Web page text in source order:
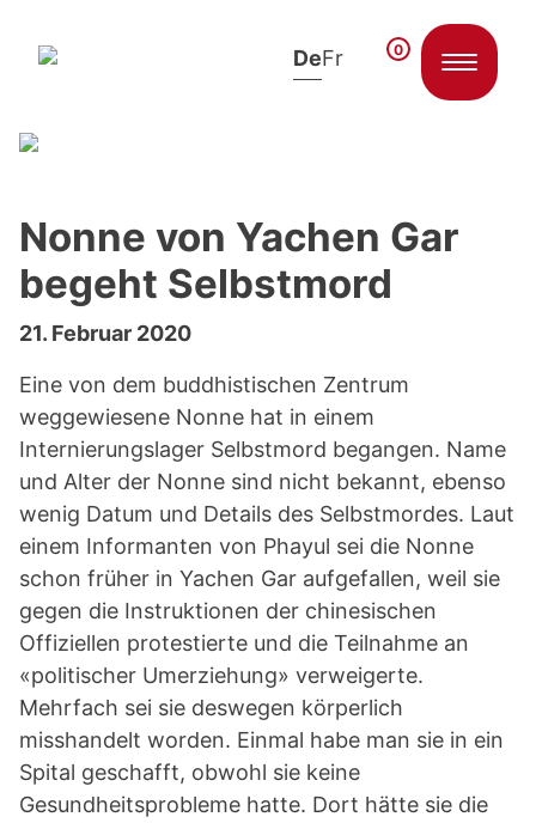
Zum Inhalt springen
DeFr 0
Nonne von Yachen Gar
begeht Selbstmord
21. Februar 2020
Eine von dem buddhistischen Zentrum
weggewiesene Nonne hat in einem
Internierungslager Selbstmord begangen. Name
und Alter der Nonne sind nicht bekannt, ebenso
wenig Datum und Details des Selbstmordes. Laut
einem Informanten von Phayul sei die Nonne
schon früher in Yachen Gar aufgefallen, weil sie
gegen die Instruktionen der chinesischen
Offiziellen protestierte und die Teilnahme an
«politischer Umerziehung» verweigerte.
Mehrfach sei sie deswegen körperlich
misshandelt worden. Einmal habe man sie in ein
Spital geschafft, obwohl sie keine
Gesundheitsprobleme hatte. Dort hätte sie die